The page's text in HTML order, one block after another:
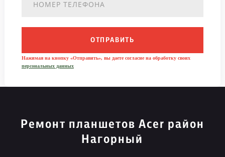
ОТПРАВИТЬ
Нажимая на кнопку «Отправить», вы даете согласие на обработку своих
персональных данных
Ремонт планшетов Acer район
Нагорный